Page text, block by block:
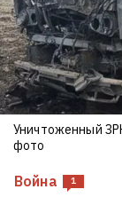
Война 1
Уничтоженный
фото
Лукашенко в
белорусские
гранатометчик